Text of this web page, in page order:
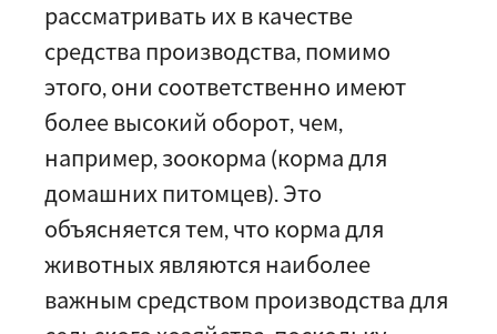
рассматривать их в качестве
средства производства, помимо
этого, они соответственно имеют
более высокий оборот, чем,
например, зоокорма (корма для
домашних питомцев). Это
объясняется тем, что корма для
животных являются наиболее
важным средством производства для